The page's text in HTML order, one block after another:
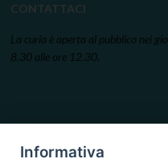
CONTATTACI
La curia è aperta al pubblico nei
8.30 alle ore 12.30.
Informativa